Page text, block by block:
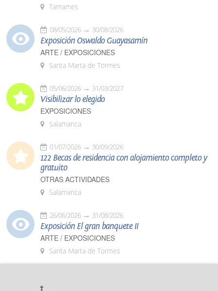
Tamames
08/05/2026 30/08/2026
Exposición Oswaldo Guayasamín
ARTE / EXPOSICIONES
Santa Marta de Tormes
05/06/2026 31/03/2027
Visibilizar lo elegido
EXPOSICIONES
Salamanca
01/07/2026 30/09/2026
122 Becas de residencia con alojamiento completo y
gratuito
OTRAS ACTIVIDADES
Salamanca
26/06/2026 31/08/2026
Exposición El gran banquete II
ARTE / EXPOSICIONES
Santa Marta de Tormes